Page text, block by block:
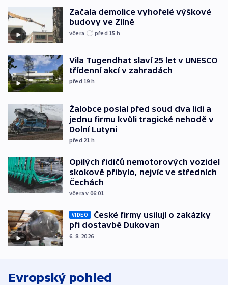
Začala demolice vyhořelé výškové
budovy ve Zlíně
včera před 15 h
Vila Tugendhat slaví 25 let v UNESCO
třídenní akcí v zahradách
před 19 h
Žalobce poslal před soud dva lidi a
jednu firmu kvůli tragické nehodě v
Dolní Lutyni
před 21 h
Opilých řidičů nemotorových vozidel
skokově přibylo, nejvíc ve středních
Čechách
včera v 06:01
VIDEO
České firmy usilují o zakázky
při dostavbě Dukovan
6. 8. 2026
Evropský pohled